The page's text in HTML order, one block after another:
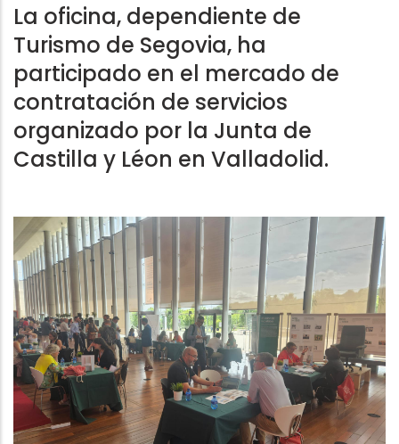
La oficina, dependiente de
Turismo de Segovia, ha
participado en el mercado de
contratación de servicios
organizado por la Junta de
Castilla y Léon en Valladolid.